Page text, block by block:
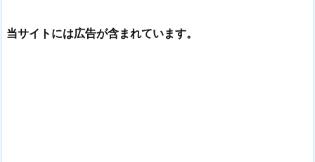
当サイトには広告が含まれています。